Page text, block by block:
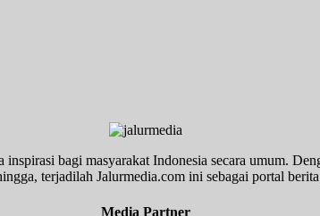
bagi masyarakat Indonesia secara umum.
terjadilah Jalurmedia.com ini sebagai portal
Media Partner